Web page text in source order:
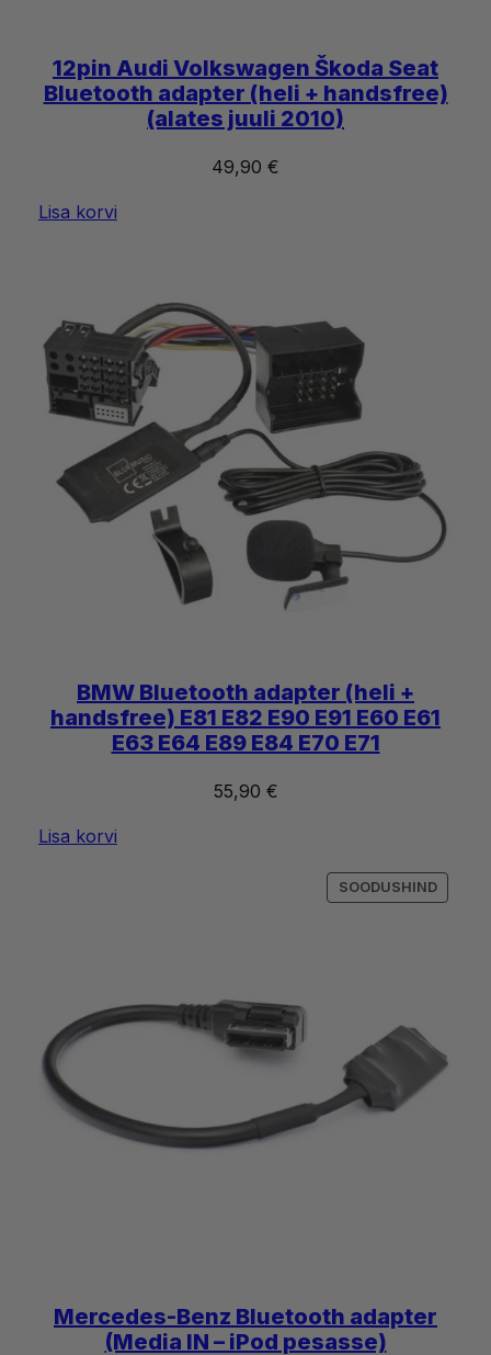
12pin Audi Volkswagen Škoda Seat
Bluetooth adapter (heli + handsfree)
(alates juuli 2010)
49,90 €
Lisa korvi
BMW Bluetooth adapter (heli +
handsfree) E81 E82 E90 E91 E60 E61
E63 E64 E89 E84 E70 E71
55,90 €
Lisa korvi
SOODUSHIND
TOODE
Mercedes-Benz Bluetooth adapter
(Media IN – iPod pesasse)